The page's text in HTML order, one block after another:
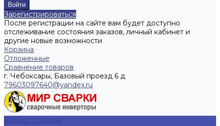
Зарегистрироваться
После регистрации на сайте вам будет доступно
отслеживание состояния заказов, личный кабинет и
другие новые возможности
Корзина
Отложенные
Сравнение товаров
г. Чебоксары, Базовый проезд 6 д
79603097640@yandex.ru
Каталог товаров